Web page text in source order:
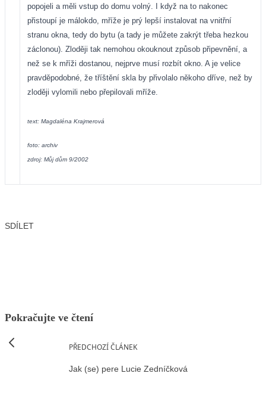
popojeli a měli vstup do domu volný. I když na to nakonec
přistoupí je málokdo, mříže je prý lepší instalovat na vnitřní
stranu okna, tedy do bytu (a tady je můžete zakrýt třeba hezkou
záclonou). Zloději tak nemohou okouknout způsob připevnění, a
než se k mříži dostanou, nejprve musí rozbít okno. A je velice
pravděpodobné, že tříštění skla by přivolalo někoho dříve, než by
zloději vylomili nebo přepilovali mříže.
text: Magdaléna Krajmerová
foto: archiv
zdroj: Můj dům 9/2002
SDÍLET
Pokračujte ve čtení
PŘEDCHOZÍ ČLÁNEK
Jak (se) pere Lucie Zedníčková